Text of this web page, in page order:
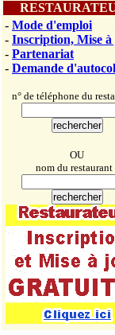
- Mode d'emploi
- Inscription, Mise
- Partenariat
- Demande
n° de téléphone du
OU
nom du restaurant